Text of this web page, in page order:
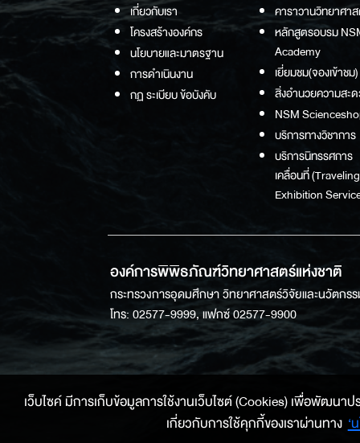
เกี่ยวกับเรา
โครงสร้างองค์กร
นโยบายและมาตรฐาน
การดำเนินงาน
กฏ ระเบียบ ข้อบังคับ
คาราวานวิทยาศา
หลักสูตรอบรม
Academy
เยี่ยมชม(จองเข้าชม)
สิ่งอำนวยความสะ
NSM
บริการทางวิชาการ
บริการนิทรรศการ
เคลื่อนที่ (Traveling
Exhibition
องค์การพิพิธภัณฑ์วิทยาศาสตร์แห่งชาติ
กระทรวงการอุดมศึกษา วิทยาศาสตร์วิจัยและนวัตก
โทร: 02577-9999, แฟกซ์ 02577-9900
เว็บไซค์ มีการเก็บข้อมูลการใช้งานเว็บไซต์ (Cookies) เพื่อพัฒน
เกี่ยวกับการใช้คุกกี้ของเราผ่านทาง ‘